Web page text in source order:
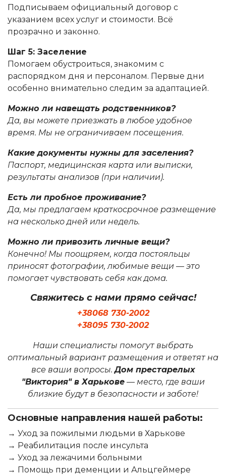
Подписываем официальный договор с
указанием всех услуг и стоимости. Всё
прозрачно и законно.
Шаг 5: Заселение
Помогаем обустроиться, знакомим с
распорядком дня и персоналом. Первые дни
особенно внимательно следим за адаптацией.
Можно ли навещать родственников?
Да, вы можете приезжать в любое удобное
время. Мы не ограничиваем посещения.
Какие документы нужны для заселения?
Паспорт, медицинская карта или выписки,
результаты анализов (при наличии).
Есть ли пробное проживание?
Да, мы предлагаем краткосрочное размещение
на несколько дней или недель.
Можно ли привозить личные вещи?
Конечно! Мы поощряем, когда постояльцы
приносят фотографии, любимые вещи — это
помогает чувствовать себя как дома.
Свяжитесь с нами прямо сейчас!
+38068 730-2002
+38095 730-2002
Наши специалисты помогут выбрать
оптимальный вариант размещения и ответят на
все ваши вопросы.Дом престарелых
"Виктория" в Харькове— место, где ваши
близкие будут в безопасности и заботе!
Основные направления нашей работы:
→ Уход за пожилыми людьми в Харькове
→ Реабилитация после инсульта
→ Уход за лежачими больными
→ Помощь при деменции и Альцгеймере